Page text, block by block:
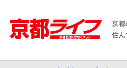
京都
住ん